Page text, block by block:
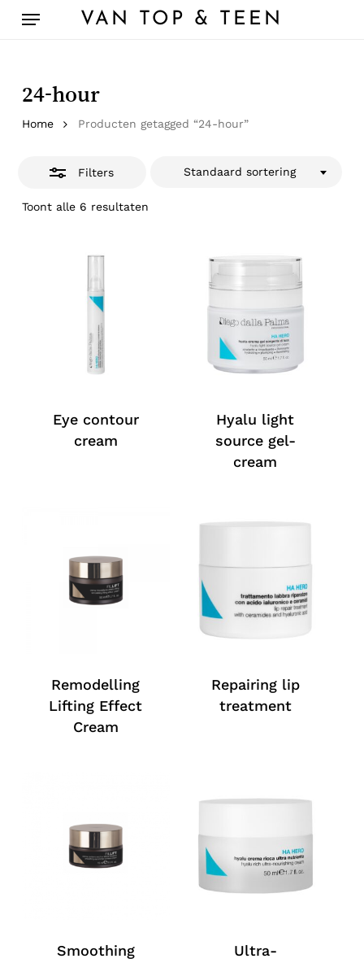
VAN TOP & TEEN
Menu
24-hour
Home Producten getagged “24-hour”
Filters
Toont alle 6 resultaten
Standaard sortering
Eye contour
cream
Hyalu light
source gel-
cream
Remodelling
Lifting Effect
Cream
Repairing lip
treatment
Smoothing
Ultra-